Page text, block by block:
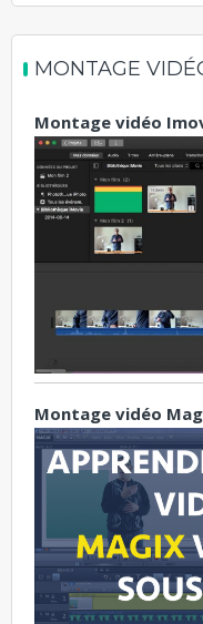
MONTAGE
Montage vidéo
Montage vidéo